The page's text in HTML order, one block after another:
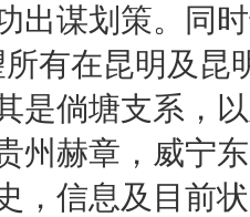
出谋划策。同
有在昆明及昆
是倘塘支系，
州赫章，威宁
，信息及目前